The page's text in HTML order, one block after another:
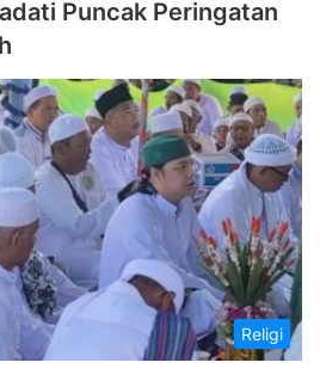
Puncak Peringatan
Religi